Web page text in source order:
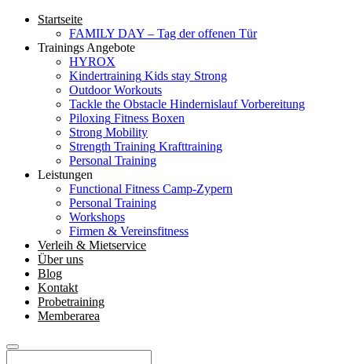
Startseite
FAMILY DAY – Tag der offenen Tür
Trainings Angebote
HYROX
Kindertraining Kids stay Strong
Outdoor Workouts
Tackle the Obstacle Hindernislauf Vorbereitung
Piloxing Fitness Boxen
Strong Mobility
Strength Training Krafttraining
Personal Training
Leistungen
Functional Fitness Camp-Zypern
Personal Training
Workshops
Firmen & Vereinsfitness
Verleih & Mietservice
Über uns
Blog
Kontakt
Probetraining
Memberarea